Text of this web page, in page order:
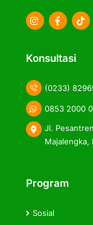
Icon
Icon
Konsultasi
(0233)
0853 2000
Jl.
Majalengka,
Program
Sosial